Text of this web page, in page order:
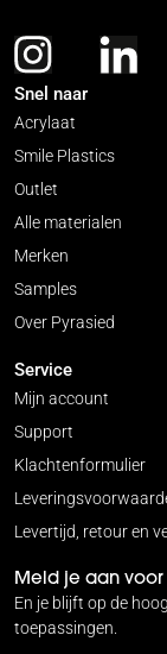
Snel naar
Acrylaat
Smile Plastics
Outlet
Alle materialen
Merken
Samples
Over Pyrasied
Service
Mijn account
Support
Klachtenformulier
Levertijd, retour en
Meld je aan
En je blijft op de
toepassingen.